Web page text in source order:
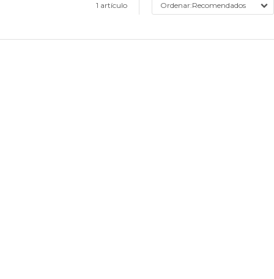
1 artículo Recomendados